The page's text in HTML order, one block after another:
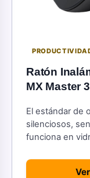
Ratón
MX Master
El estándar de
silenciosos,
funciona en